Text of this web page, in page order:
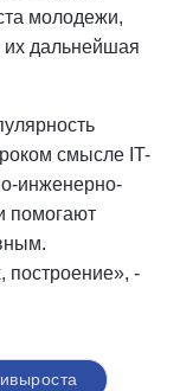
молодежи,
дальнейшая
смысле IT-
инженерно-
помогают
построение», -